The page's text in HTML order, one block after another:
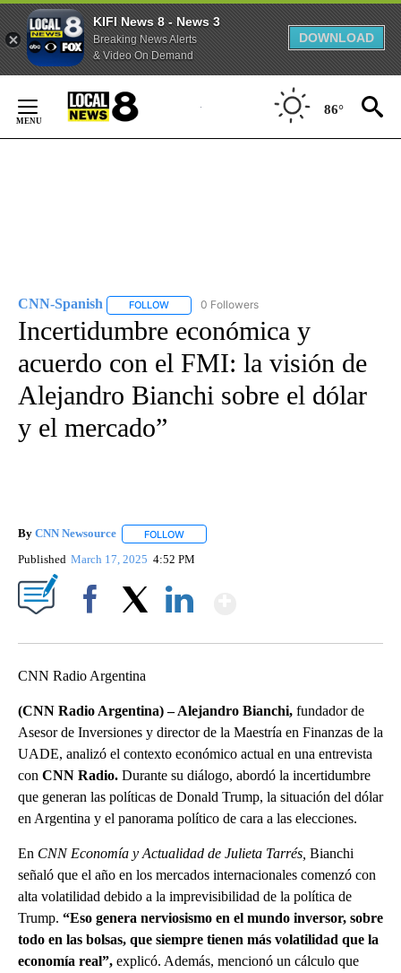
KIFI News 8 - News 3
Breaking News Alerts
& Video On Demand
DOWNLOAD
Content
86°
CNN-Spanish FOLLOW FOLLOW "CNN-SPANISH" TO RECEIVE
0 Followers
Incertidumbre económica y
acuerdo con el FMI: la visión de
Alejandro Bianchi sobre el dólar
y el mercado”
By CNN Newsource FOLLOW
Published March 17, 2025 4:52 PM
CNN Radio Argentina
(CNN Radio Argentina) – Alejandro Bianchi, fundador de
Asesor de Inversiones y director de la Maestría en Finanzas de la
UADE, analizó el contexto económico actual en una entrevista
con CNN Radio. Durante su diálogo, abordó la incertidumbre
que generan las políticas de Donald Trump, la situación del dólar
en Argentina y el panorama político de cara a las elecciones.
En CNN Economía y Actualidad de Julieta Tarrés, Bianchi
señaló que el año en los mercados internacionales comenzó con
alta volatilidad debido a la imprevisibilidad de la política de
Trump. “Eso genera nerviosismo en el mundo inversor, sobre
todo en las bolsas, que siempre tienen más volatilidad que la
economía real”, explicó. Además, mencionó un cálculo que